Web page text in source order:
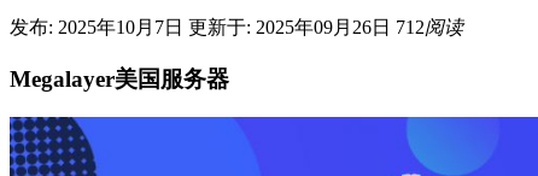
发布: 2025年10月7日 更新于: 2025年09月26日 712阅读
Megalayer美国服务器